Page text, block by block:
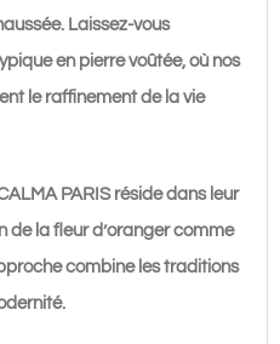
Laissez-vous
en pierre voûtée, où nos
le raffinement de la vie
PARIS réside dans leur
de la fleur d’oranger comme
combine les traditions